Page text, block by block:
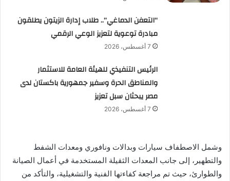
“التعفن الدماغي”.. طلاب إدارة الزيتون يطلقون
مبادرة توعوية لتعزيز الوعي الرقمي
7 أغسطس، 2026
الرئيس التنفيذي للهيئة العامة للاستثمار
والمناطق الحرة وسفير جمهورية باكستان لدى
مصر يبحثان سبل تعزيز
7 أغسطس، 2026
وشمل الاصطفاف سيارات وبدالات ونافوري ومعدات الشفط
والتطهير، إلى جانب المعدات الثقيلة المستخدمة في أعمال الصيانة
والطوارئ، حيث تم مراجعة كفاءتها الفنية والتشغيلية، والتأكد من